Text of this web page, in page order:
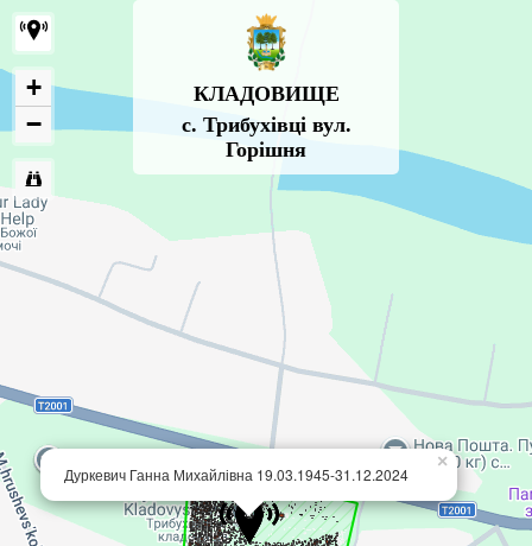
КЛАДОВИЩЕ
с. Трибухівці вул.
Горішня
Дуркевич Ганна Михайлівна 19.03.1945-31.12.2024
×
+
−